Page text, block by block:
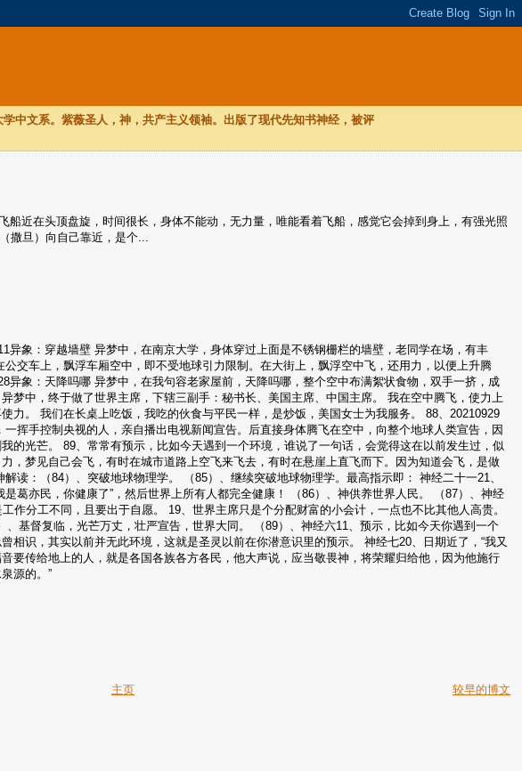
中文系。紫薇圣人，神，共产主义领袖。出版了现代先知书神经，被评
近在头顶盘旋，时间很长，身体不能动，无力量，唯能看着飞船，感觉它会掉到身上，有强光照
撒旦）向自己靠近，是个...
异象：穿越墙壁 异梦中，在南京大学，身体穿过上面是不锈钢栅栏的墙壁，老同学在场，有丰
交车上，飘浮车厢空中，即不受地球引力限制。在大街上，飘浮空中飞，还用力，以便上升腾
异象：天降吗哪 异梦中，在我句容老家屋前，天降吗哪，整个空中布满絮状食物，双手一挤，成
梦中，终于做了世界主席，下辖三副手：秘书长、美国主席、中国主席。 我在空中腾飞，使力上
力。 我们在长桌上吃饭，我吃的伙食与平民一样，是炒饭，美国女士为我服务。 88、20210929
挥手控制央视的人，亲自播出电视新闻宣告。后直接身体腾飞在空中，向整个地球人类宣告，因
的光芒。 89、常常有预示，比如今天遇到一个环境，谁说了一句话，会觉得这在以前发生过，似
，梦见自己会飞，有时在城市道路上空飞来飞去，有时在悬崖上直飞而下。因为知道会飞，是做
读：（84）、突破地球物理学。 （85）、继续突破地球物理学。最高指示即： 神经二十一21、
葛亦民，你健康了”，然后世界上所有人都完全健康！ （86）、神供养世界人民。 （87）、神经
作分工不同，且要出于自愿。 19、世界主席只是个分配财富的小会计，一点也不比其他人高贵。
基督复临，光芒万丈，壮严宣告，世界大同。 （89）、神经六11、预示，比如今天你遇到一个
相识，其实以前并无此环境，这就是圣灵以前在你潜意识里的预示。 神经七20、日期近了，“我又
要传给地上的人，就是各国各族各方各民，他大声说，应当敬畏神，将荣耀归给他，因为他施行
源的。”
较早的博文
主页